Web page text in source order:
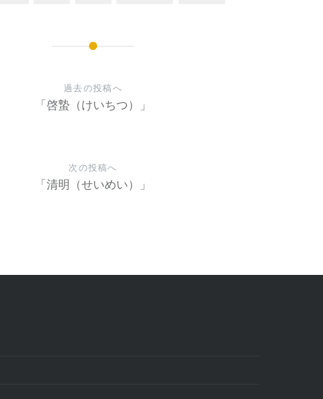
過去の投稿へ
「啓蟄（けいちつ）」
次の投稿へ
「清明（せいめい）」